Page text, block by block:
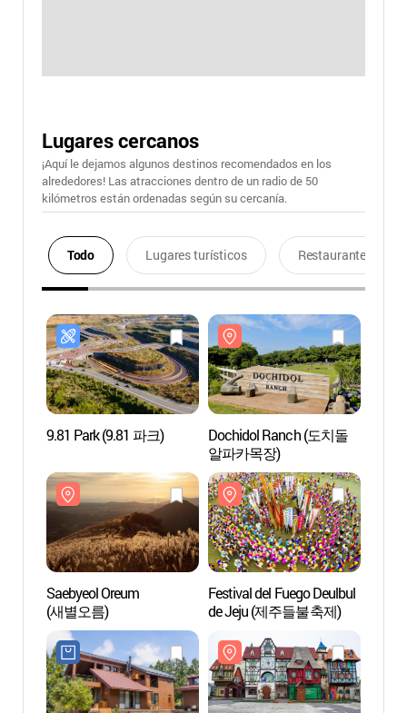
Lugares cercanos
¡Aquí le dejamos algunos destinos recomendados en los
alrededores! Las atracciones dentro de un radio de 50
kilómetros están ordenadas según su cercanía.
Todo Lugares turísticos Restaurantes
9.81 Park (9.81 파크)
Dochidol Ranch (도치돌
알파카목장)
Saebyeol Oreum
(새별오름)
Festival del Fuego Deulbul
de Jeju (제주들불축제)